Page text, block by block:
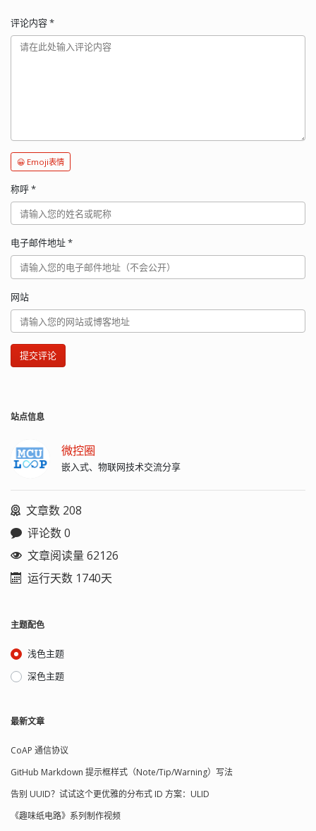
评论内容*
😀 Emoji表情
称呼*
电子邮件地址*
网站
提交评论
站点信息
微控圈
嵌入式、物联网技术交流分享
文章数 208
评论数 0
文章阅读量 62126
运行天数 1740天
主题配色
浅色主题
深色主题
最新文章
CoAP 通信协议
GitHub Markdown 提示框样式（Note/Tip/Warning）写法
告别 UUID？试试这个更优雅的分布式 ID 方案：ULID
《趣味纸电路》系列制作视频